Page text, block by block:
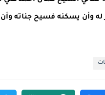
له وأن يسكنه فسيح جناته